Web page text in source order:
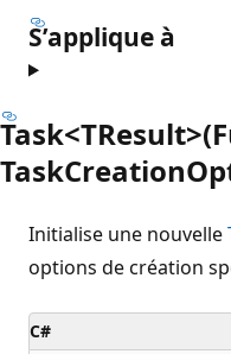
S’applique à
Initialise une nouvelle
options de création
C#